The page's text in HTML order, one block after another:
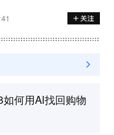
何用AI找回购物